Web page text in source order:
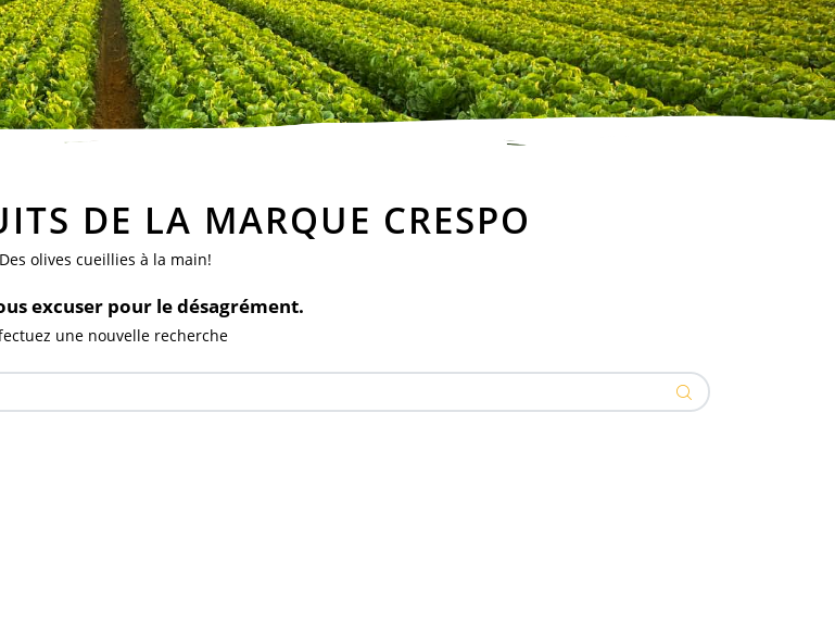
DE LA MARQUE CRESPO
Des olives cueillies à la main!
excuser pour le désagrément.
une nouvelle recherche